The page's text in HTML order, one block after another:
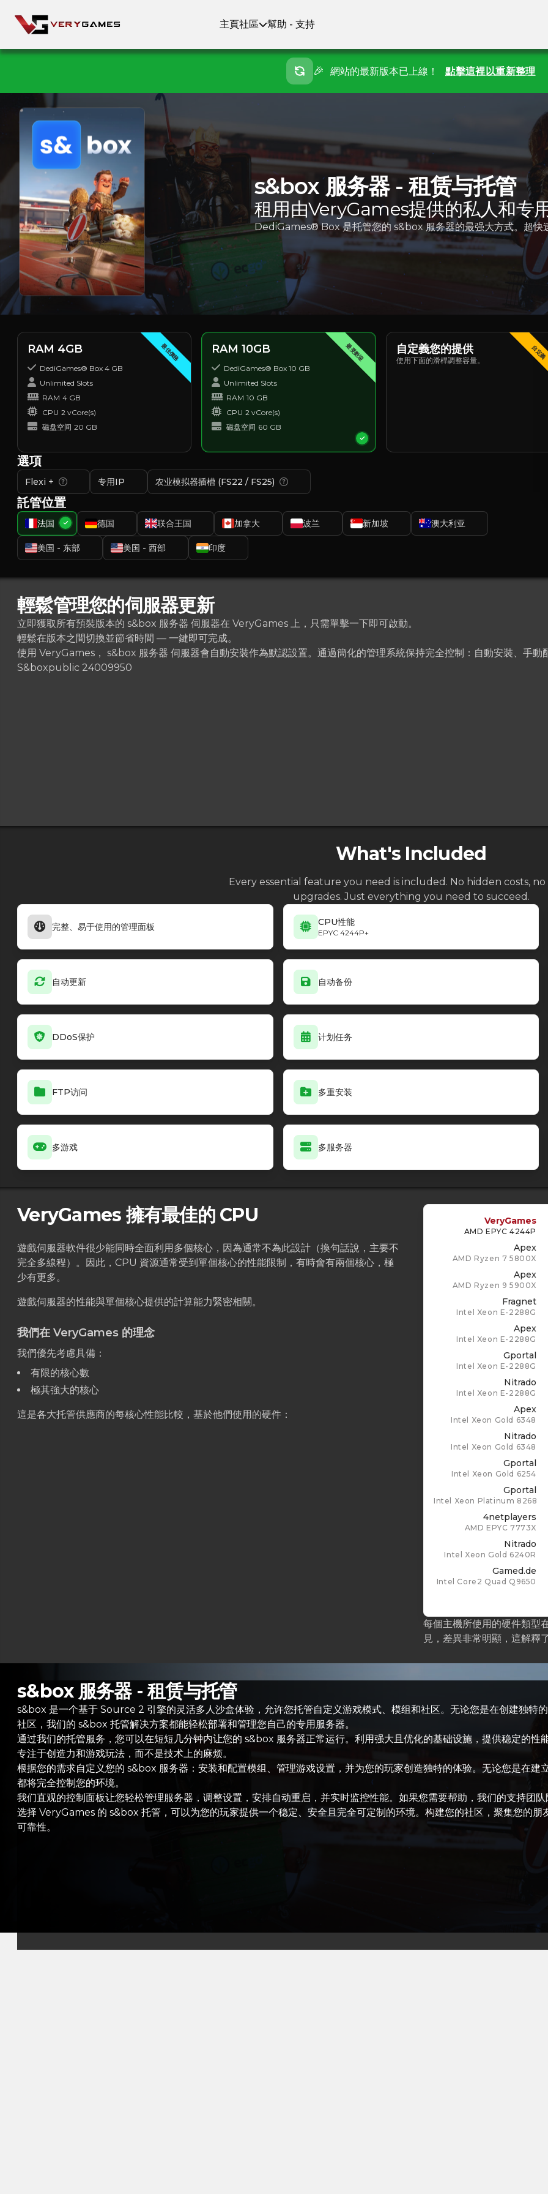
主頁社區 幫助 - 支持
🎉 網站的最新版本已上線！ 點擊這裡以重新整理
s&box 服务器 - 租赁与托管
租用由VeryGames提供的私人和专
DediGames® Box 是托管您的 s&box 服务器的最强大方式。超快
最佳價格
RAM 4GB
DediGames® Box 4 GB
Unlimited Slots
RAM 4 GB
CPU 2 vCore(s)
磁盘空间 20 GB
最受歡迎
RAM 10GB
DediGames® Box 10 GB
Unlimited Slots
RAM 10 GB
CPU 2 vCore(s)
磁盘空间 60 GB
自定義
自定義您的提供
使用下面的滑桿調整容量。
選項
Flexi + 专用IP 农业模拟器插槽 (FS22 / FS25)
託管位置
法国 德国 联合王国 加拿大 波兰 新加坡 澳大利亚
美国 - 东部 美国 - 西部 印度
輕鬆管理您的伺服器更新
立即獲取所有預裝版本的 s&box 服务器 伺服器在 VeryGames 上，只需單擊一下即可啟動。
輕鬆在版本之間切換並節省時間 — 一鍵即可完成。
使用 VeryGames， s&box 服务器 伺服器會自動安裝作為默認設置。通過簡化的管理系統保持完全控制：自動安裝、手動
S&boxpublic 24009950
What's Included
Every essential feature you need is included. No hidden costs,
upgrades. Just everything you need to succeed.
完整、易于使用的管理面板 CPU性能
EPYC 4244P+
自动更新 自动备份
DDoS保护 计划任务
FTP访问 多重安装
多游戏 多服务器
VeryGames 擁有最佳的 CPU
遊戲伺服器軟件很少能同時全面利用多個核心，因為通常不為此設計（換句話說，主要不
完全多線程）。因此，CPU 資源通常受到單個核心的性能限制，有時會有兩個核心，極
少有更多。
遊戲伺服器的性能與單個核心提供的計算能力緊密相關。
我們在 VeryGames 的理念
我們優先考慮具備：
有限的核心數
極其強大的核心
這是各大托管供應商的每核心性能比較，基於他們使用的硬件：
VeryGames
AMD EPYC 4244P
Apex
AMD Ryzen 7 5800X
Apex
AMD Ryzen 9 5900X
Fragnet
Intel Xeon E-2288G
Apex
Intel Xeon E-2288G
Gportal
Intel Xeon E-2288G
Nitrado
Intel Xeon E-2288G
Apex
Intel Xeon Gold 6348
Nitrado
Intel Xeon Gold 6348
Gportal
Intel Xeon Gold 6254
Gportal
Intel Xeon Platinum 8268
4netplayers
AMD EPYC 7773X
Nitrado
Intel Xeon Gold 6240R
Gamed.de
Intel Core2 Quad Q9650
每個主機所使用的硬件類型
見，差異非常明顯，這解釋
s&box 服务器 - 租赁与托管
s&box 是一个基于 Source 2 引擎的灵活多人沙盒体验，允许您托管自定义游戏模式、模组和社区。无论您是在创建独特
社区，我们的 s&box 托管解决方案都能轻松部署和管理您自己的专用服务器。
通过我们的托管服务，您可以在短短几分钟内让您的 s&box 服务器正常运行。利用强大且优化的基础设施，提供稳定的
专注于创造力和游戏玩法，而不是技术上的麻烦。
根据您的需求自定义您的 s&box 服务器：安装和配置模组、管理游戏设置，并为您的玩家创造独特的体验。无论您是在
都将完全控制您的环境。
我们直观的控制面板让您轻松管理服务器，调整设置，安排自动重启，并实时监控性能。如果您需要帮助，我们的支持团
选择 VeryGames 的 s&box 托管，可以为您的玩家提供一个稳定、安全且完全可定制的环境。构建您的社区，聚集您的
可靠性。